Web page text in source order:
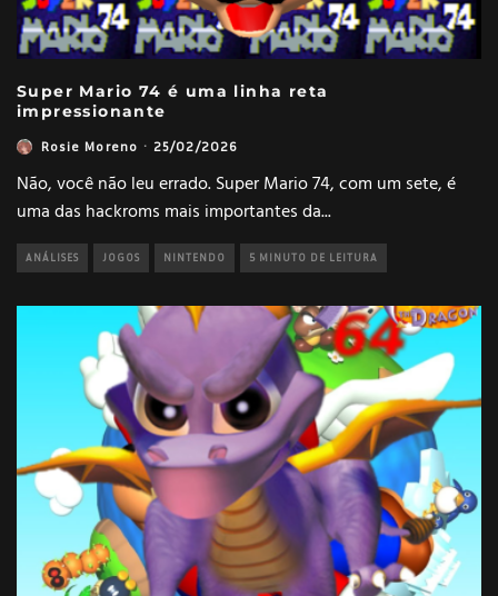
Super Mario 74 é uma linha reta
impressionante
Rosie Moreno · 25/02/2026
Não, você não leu errado. Super Mario 74, com um sete, é
uma das hackroms mais importantes da...
ANÁLISES JOGOS NINTENDO 5 MINUTO DE LEITURA